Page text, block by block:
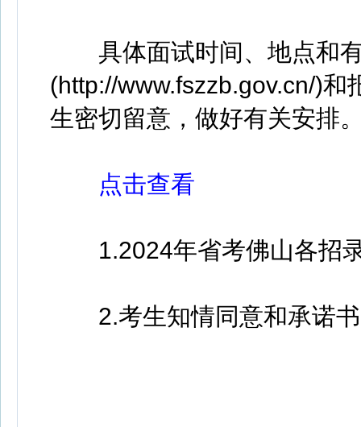
具体面试时间、地点和有
(http://www.fszzb.gov.cn/)
生密切留意，做好有关安排
点击查看
1.2024年省考佛山各招
2.考生知情同意和承诺书